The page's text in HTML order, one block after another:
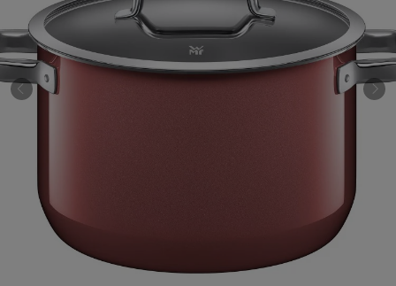
212 KITCHEN STORE 公式SNSアカウント